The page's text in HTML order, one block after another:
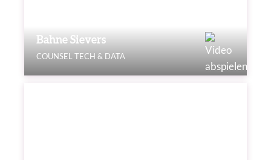
Bahne Sievers
COUNSEL TECH & DATA